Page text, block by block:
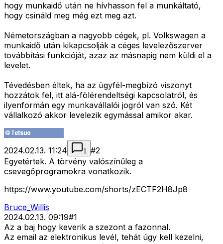
hogy munkaidő után ne hívhasson fel a munkáltató,
hogy csináld meg még ezt meg azt.
Németországban a nagyobb cégek, pl. Volkswagen a
munkaidő után kikapcsolják a céges levelezőszerver
továbbítási funkcióját, azaz az másnapig nem küldi el a
levelet.
Tévedésben éltek, ha az ügyfél-megbízó viszonyt
hozzátok fel, itt alá-fölérendeltségi kapcsolatról, és
ilyenformán egy munkavállalói jogról van szó. Két
vállalkozó akkor levelezik egymással amikor akar.
2024.02.13. 11:24 1 #2
Egyetértek. A törvény valószínűleg a
csevegőprogramokra vonatkozik.
https://www.youtube.com/shorts/zECTF2H8Jp8
Bruce_Willis
2024.02.13. 09:19#1
Az a baj hogy keverik a szezont a fazonnal.
Az email az elektronikus levél, tehát úgy kell kezelni,